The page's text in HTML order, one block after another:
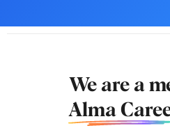
We are a
Alma